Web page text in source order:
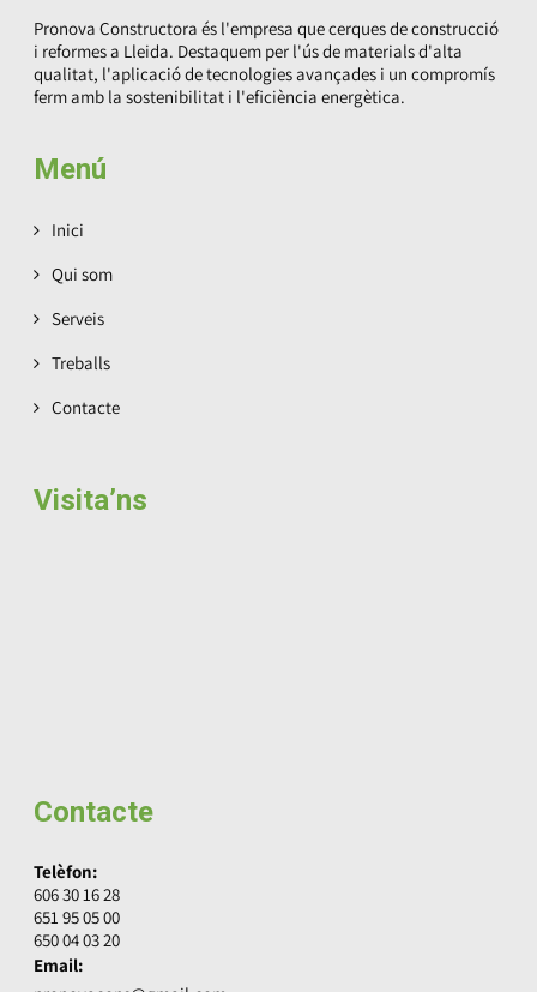
Pronova Constructora és l'empresa que cerques de construcció
i reformes a Lleida. Destaquem per l'ús de materials d'alta
qualitat, l'aplicació de tecnologies avançades i un compromís
ferm amb la sostenibilitat i l'eficiència energètica.
Menú
Inici
Qui som
Serveis
Treballs
Contacte
Visita’ns
Contacte
Telèfon:
606 30 16 28
651 95 05 00
650 04 03 20
Email: